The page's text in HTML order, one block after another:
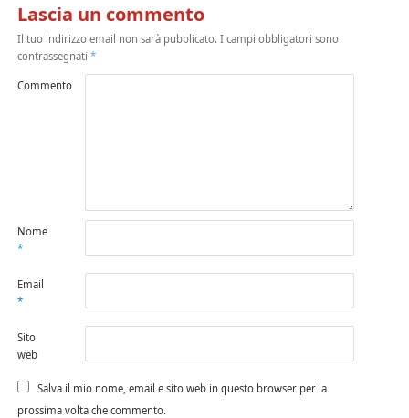
Lascia un commento
Il tuo indirizzo email non sarà pubblicato. I campi obbligatori sono
contrassegnati *
Commento
Nome
*
Email
*
Sito
web
Salva il mio nome, email e sito web in questo browser per la
prossima volta che commento.